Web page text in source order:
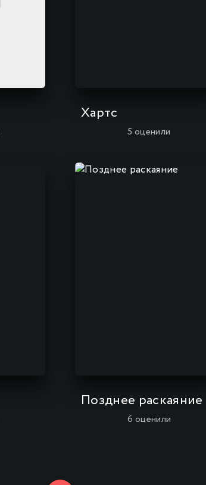
Хартс
5 оценили
Позднее раскаяние
6 оценили